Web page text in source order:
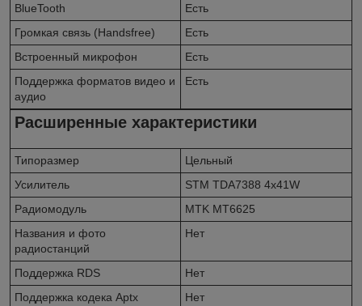
BlueTooth
Есть
Громкая связь (Handsfree)
Есть
Встроенный микрофон
Есть
Поддержка форматов видео и
аудио
Есть
Расширенные характеристики
Типоразмер
Цельный
Усилитель
STM TDA7388 4x41W
Радиомодуль
MTK MT6625
Названия и фото
радиостанций
Нет
Поддержка RDS
Нет
Поддержка кодека Aptx
Нет